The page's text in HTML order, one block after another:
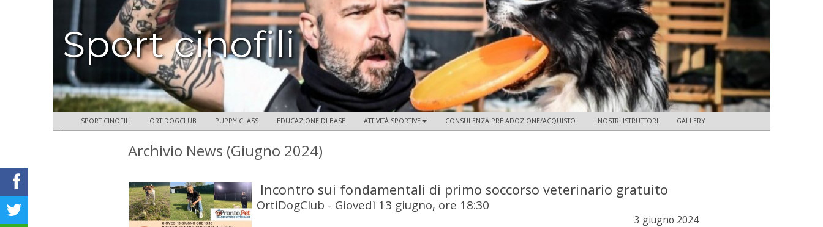
Sport cinofili
SPORT CINOFILI ORTIDOGCLUB PUPPY CLASS EDUCAZIONE DI BASE ATTIVITÀ SPORTIVE CONSULENZA PRE ADOZIONE/ACQUISTO I NOSTRI ISTRUTTORI GALLERY
Archivio News (Giugno 2024)
Incontro sui fondamentali di primo soccorso veterinario gratuito
OrtiDogClub - Giovedì 13 giugno, ore 18:30
3 giugno 2024